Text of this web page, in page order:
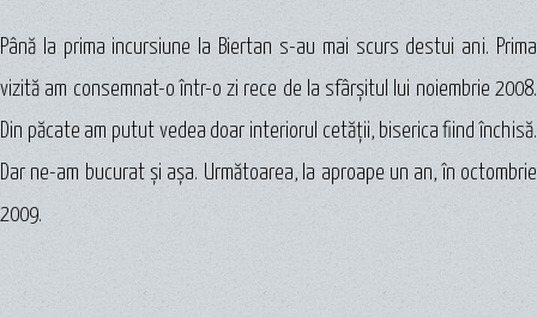
Până la prima incursiune la Biertan s-au mai scurs destui ani. Prima
vizită am consemnat-o într-o zi rece de la sfârşitul lui noiembrie 2008.
Din păcate am putut vedea doar interiorul cetăţii, biserica fiind închisă.
Dar ne-am bucurat şi aşa. Următoarea, la aproape un an, în octombrie
2009.